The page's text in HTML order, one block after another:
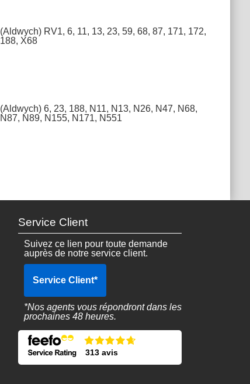
(Aldwych) RV1, 6, 11, 13, 23, 59, 68, 87, 171, 172,
188, X68
(Aldwych) 6, 23, 188, N11, N13, N26, N47, N68,
N87, N89, N155, N171, N551
Service Client
Suivez ce lien pour toute demande
auprès de notre service client.
Service Client*
*Nos agents vous répondront dans les
prochaines 48 heures.
313 avis